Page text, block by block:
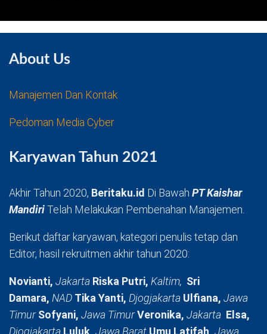
About Us
Manajemen Dan Kontak
Pedoman Media Cyber
Karyawan Tahun 2021
Akhir Tahun 2020, Beritaku.id Di Bawah PT Kaishar
MandiriTelah Melakukan Pembenahan Manajemen.
Berikut daftar karyawan, kategori penulis tetap dan
Editor, hasil rekruitmen akhir tahun 2020:
Novianti, Jakarta Riska Putri, Kaltim, Sri
Damara, NAD Tika Yanti, Djogjakarta Ulfiana, Jawa
TimurSofyani, Jawa TimurVeronika, Jakarta Elsa,
Djogjakarta Luluk, Jawa Barat Umu Latifah, Jawa